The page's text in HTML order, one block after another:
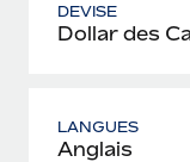
DEVISE
Dollar des
LANGUES
Anglais